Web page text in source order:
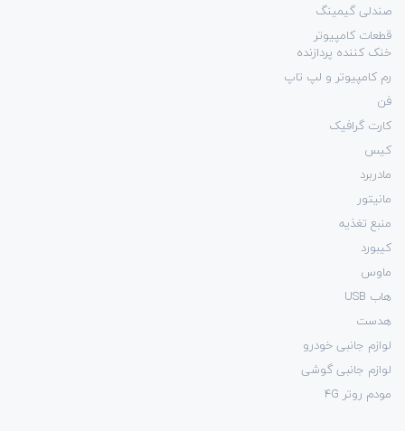
صندلی گیمینگ
قطعات کامپیوتر
خنک کننده پردازنده
رم کامپیوتر و لپ تاپ
فن
کارت گرافیک
کیس
مادربرد
مانیتور
منبع تغذیه
کیبورد
ماوس
هاب USB
هدست
لوازم جانبی خودرو
لوازم جانبی گوشی
مودم روتر 4G